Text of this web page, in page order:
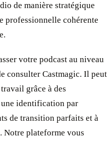
de manière stratégique
professionnelle cohérente
votre podcast au niveau
consulter Castmagic. Il peut
grâce à des
identification par
de transition parfaits et à
Notre plateforme vous